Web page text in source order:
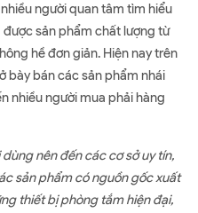
người quan tâm tìm hiểu
sản phẩm chất lượng từ
hề đơn giản. Hiện nay trên
bày bán các sản phẩm nhái
nhiều người mua phải hàng
nên đến các cơ sở uy tín,
sản phẩm có nguồn gốc xuất
thiết bị phòng tắm hiện đại,